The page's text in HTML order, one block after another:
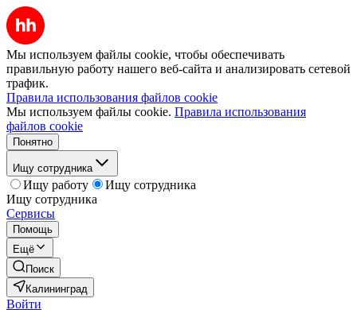
Мы используем файлы cookie, чтобы обеспечивать
правильную работу нашего веб-сайта и анализировать сетевой
трафик.
Правила использования файлов cookie
Мы используем файлы cookie. Правила использования
файлов cookie
Понятно
Ищу сотрудника
Ищу работу
Ищу сотрудника
Ищу сотрудника
Сервисы
Помощь
Ещё
Поиск
Калининград
Войти